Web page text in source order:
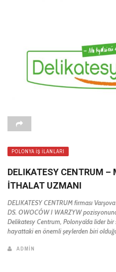
POLONYA İŞ İLANLARI
DELIKATESY CENTRUM –
İTHALAT UZMANI
DELIKATESY CENTRUM firması
DS. OWOCÓW I WARZYW
Delikatesy Centrum, Polonya’da lider
hayattaki en önemli şeylerden biri
ADMIN